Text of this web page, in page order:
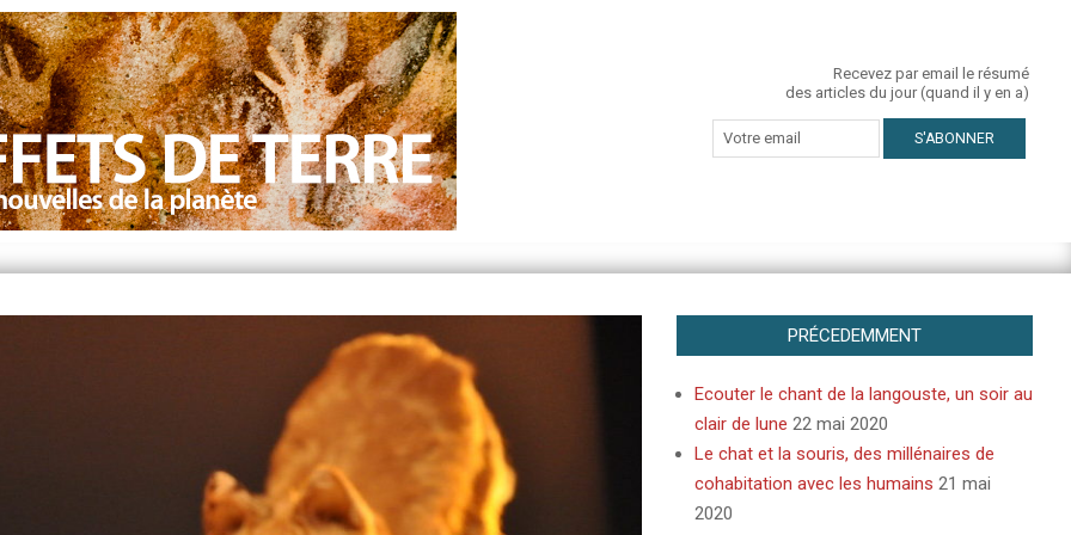
Recevez par email le résumé
des articles du jour (quand il y en a)
PRÉCEDEMMENT
Ecouter le chant de la langouste, un soir au
clair de lune 22 mai 2020
Le chat et la souris, des millénaires de
cohabitation avec les humains 21 mai
2020